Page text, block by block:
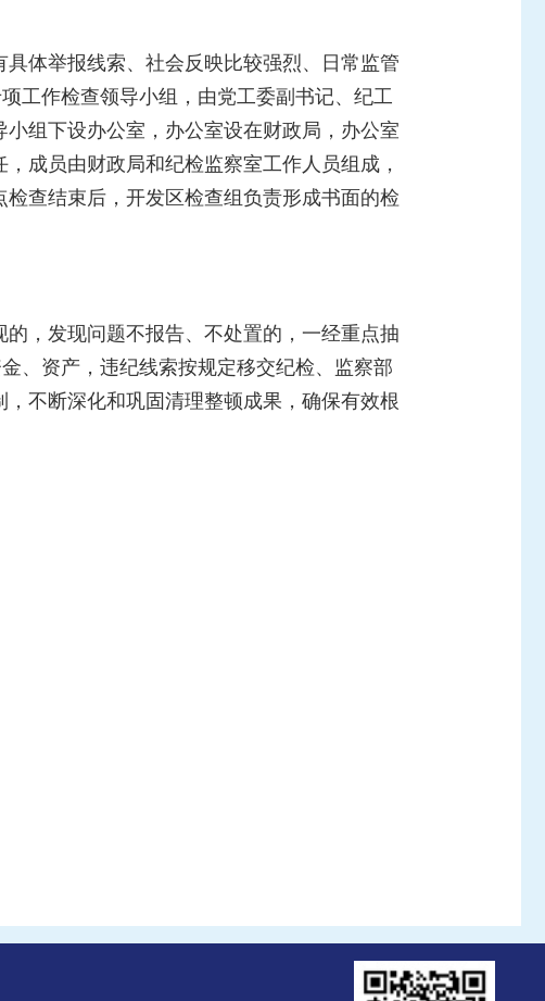
体举报线索、社会反映比较强烈、日常监管
工作检查领导小组， 由党工委副书记、纪工
组下设办公室，办公室设在财政局，办公室
， 成员由财政局和纪检监察室工作人员组成，
查结束后， 开发区检查组 负责形成书面的检
，发现问题不报告、不处置的，一经重点抽
、资产，违纪线索按规定移交纪检、监察部
不断深化和巩固清理整顿成果，确保有效根